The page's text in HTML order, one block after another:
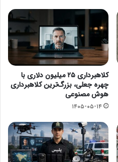
کلاهبرداری ۲۵ میلیون دلاری با
چهره جعلی، بزرگ‌ترین کلاهبرداری
هوش مصنوعی
۱۴۰۵-۰۵-۱۴